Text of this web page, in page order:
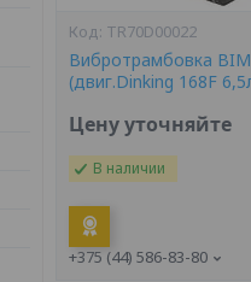
TR70D00022
Вибротрамбовка
(двиг.Dinking 168F
Цену уточняйте
В наличии
+375 (44) 586-83-80